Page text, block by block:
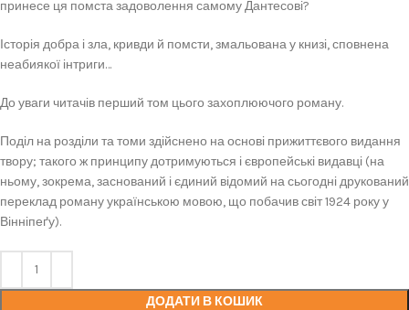
принесе ця помста задоволення самому Дантесові?
Історія добра і зла, кривди й помсти, змальована у книзі, сповнена
неабиякої інтриги…
До уваги читачів перший том цього захоплюючого роману.
Поділ на розділи та томи здійснено на основі прижиттєвого видання
твору; такого ж принципу дотримуються і європейські видавці (на
ньому, зокрема, заснований і єдиний відомий на сьогодні друкований
переклад роману українською мовою, що побачив світ 1924 року у
Вінніпеґу).
ДОДАТИ В КОШИК